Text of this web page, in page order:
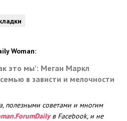
Woman:
это мы’: Меган Маркл
в зависти и мелочности
полезными советами и многим
в Facebook, и не